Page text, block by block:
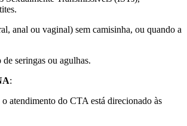
anal ou vaginal) sem camisinha, ou quando a
seringas ou agulhas.
:
atendimento do CTA está direcionado às